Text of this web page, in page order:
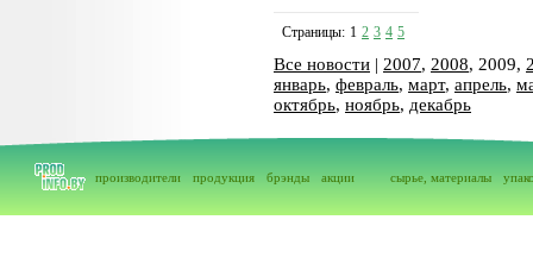
Страницы: 1 2 3 4 5
Все новости | 2007, 2008, 2009,
январь, февраль, март, апрель,
октябрь, ноябрь, декабрь
производители продукция брэнды акции сырье, материалы